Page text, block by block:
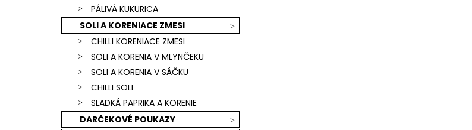
PÁLIVÁ KUKURICA
SOLI A KORENIACE ZMESI
CHILLI KORENIACE ZMESI
SOLI A KORENIA V MLYNČEKU
SOLI A KORENIA V SÁČKU
CHILLI SOLI
SLADKÁ PAPRIKA A KORENIE
DARČEKOVÉ POUKAZY